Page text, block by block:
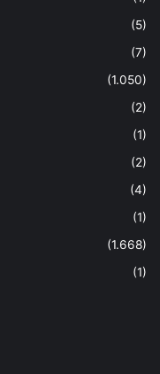
(5)
(7)
(1.050)
(2)
(1)
(2)
(4)
(1)
(1.668)
(1)